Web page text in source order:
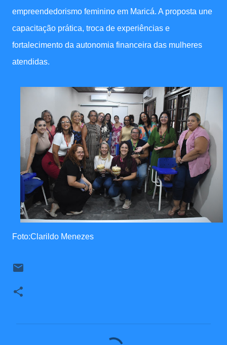
empreendedorismo feminino em Maricá. A proposta une
capacitação prática, troca de experiências e
fortalecimento da autonomia financeira das mulheres
atendidas.
Foto:Clarildo Menezes